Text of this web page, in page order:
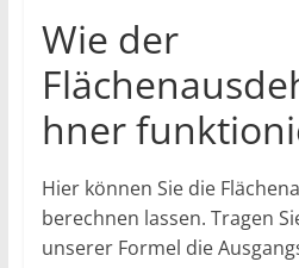
Wie der
hner
Hier können Sie die
berechnen lassen. Tragen
unserer Formel die